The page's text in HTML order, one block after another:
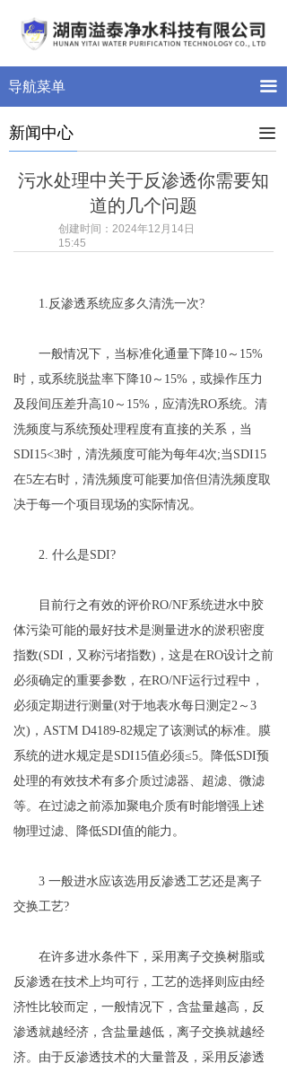
끀
首页
产品展示
新闻中心
案例展示
留言反馈
荣誉资质
导航菜单
污水处理中关于反渗透你需要知
道的几个问题
创建时间： 2024年12月14日
15:45
1.反渗透系统应多久清洗一次?
一般情况下，当标准化通量下降10～15%
时，或系统脱盐率下降10～15%，或操作压力
及段间压差升高10～15%，应清洗RO系统。清
洗频度与系统预处理程度有直接的关系，当
SDI15<3时，清洗频度可能为每年4次;当SDI15
在5左右时，清洗频度可能要加倍但清洗频度取
决于每一个项目现场的实际情况。
2. 什么是SDI?
目前行之有效的评价RO/NF系统进水中胶
体污染可能的最好技术是测量进水的淤积密度
指数(SDI，又称污堵指数)，这是在RO设计之前
必须确定的重要参数，在RO/NF运行过程中，
必须定期进行测量(对于地表水每日测定2～3
次)，ASTM D4189-82规定了该测试的标准。膜
系统的进水规定是SDI15值必须≤5。降低SDI预
处理的有效技术有多介质过滤器、超滤、微滤
等。在过滤之前添加聚电介质有时能增强上述
物理过滤、降低SDI值的能力。
3 一般进水应该选用反渗透工艺还是离子
交换工艺?
在许多进水条件下，采用离子交换树脂或
反渗透在技术上均可行，工艺的选择则应由经
济性比较而定，一般情况下，含盐量越高，反
渗透就越经济，含盐量越低，离子交换就越经
济。由于反渗透技术的大量普及，采用反渗透
新闻中心 끀